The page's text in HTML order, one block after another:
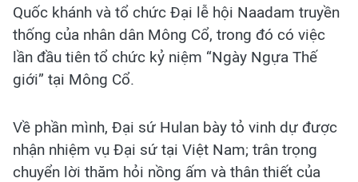
Quốc khánh và tổ chức Đại lễ hội Naadam truyền
thống của nhân dân Mông Cổ, trong đó có việc
lần đầu tiên tổ chức kỷ niệm “Ngày Ngựa Thế
giới” tại Mông Cổ.
Về phần mình, Đại sứ Hulan bày tỏ vinh dự được
nhận nhiệm vụ Đại sứ tại Việt Nam; trân trọng
chuyển lời thăm hỏi nồng ấm và thân thiết của